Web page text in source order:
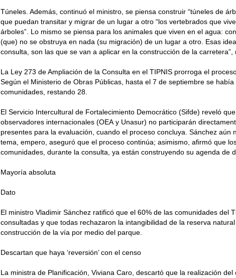
Túneles. Además, continuó el ministro, se piensa construir “túneles de
que puedan transitar y migrar de un lugar a otro “los vertebrados que
árboles”. Lo mismo se piensa para los animales que viven en el agua:
(que) no se obstruya en nada (su migración) de un lugar a otro. Esas
consulta, son las que se van a aplicar en la construcción de la carretera”,
La Ley 273 de Ampliación de la Consulta en el TIPNIS prorroga el
Según el Ministerio de Obras Públicas, hasta el 7 de septiembre se
comunidades, restando 28.
El Servicio Intercultural de Fortalecimiento Democrático (Sifde) reveló
observadores internacionales (OEA y Unasur) no participarán
presentes para la evaluación, cuando el proceso concluya. Sánchez aún
tema, empero, aseguró que el proceso continúa; asimismo, afirmó que
comunidades, durante la consulta, ya están construyendo su agenda de
Mayoría absoluta
Dato
El ministro Vladimir Sánchez ratificó que el 60% de las comunidades del
consultadas y que todas rechazaron la intangibilidad de la reserva
construcción de la vía por medio del parque.
Descartan que haya ‘reversión’ con el censo
La ministra de Planificación, Viviana Caro, descartó que la realización